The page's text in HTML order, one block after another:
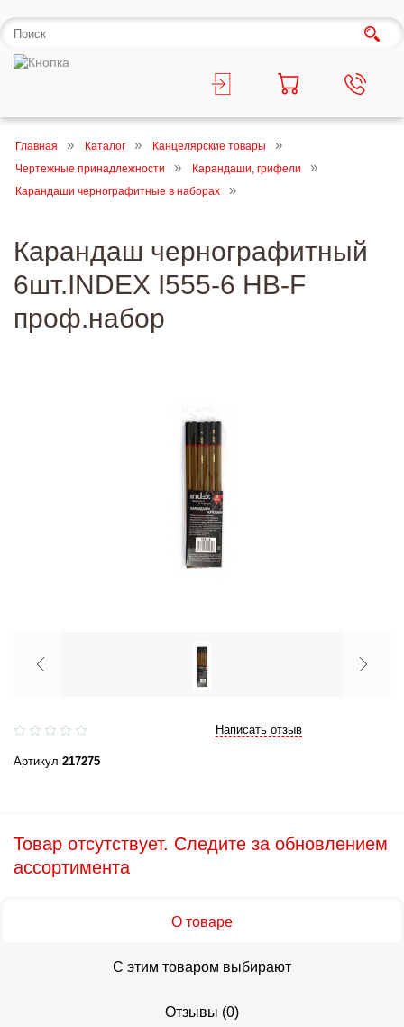
Главная Каталог
Канцелярские товары
Чертежные принадлежности
Карандаши, грифели
Карандаши чернографитные в наборах
Карандаш чернографитный
6шт.INDEX I555-6 HB-F
проф.набор
Написать отзыв
Артикул 217275
Товар отсутствует. Следите за обновлением
ассортимента
О товаре
С этим товаром выбирают
Отзывы (0)